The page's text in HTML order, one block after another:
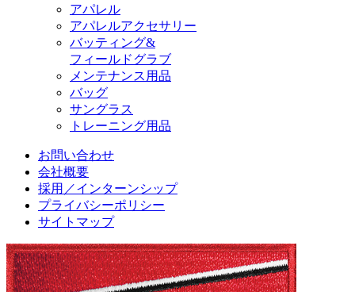
アパレル
アパレルアクセサリー
バッティング&
フィールドグラブ
メンテナンス用品
バッグ
サングラス
トレーニング用品
お問い合わせ
会社概要
採用／インターンシップ
プライバシーポリシー
サイトマップ